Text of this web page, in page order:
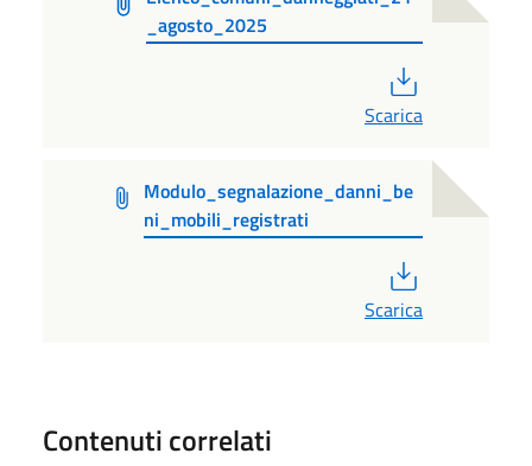
_agosto_2025
Scarica
Modulo_segnalazione_danni_be
ni_mobili_registrati
Scarica
Contenuti correlati